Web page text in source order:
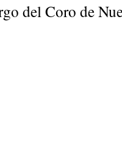
del Coro de